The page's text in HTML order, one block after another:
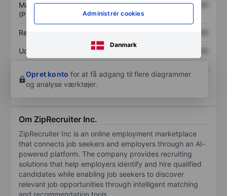
Administrér cookies
Danmark
Markedsværdi/omsætning
(P/S)
XXXXXXX XXXXXXX
Resultat pr. aktie (EPS)
Udbytte pr. aktie
Opret konto for at få adgang til flere diagrammer
og analyse værktøjer.
Om ZipRecruiter Inc.
ZipRecruiter Inc is an online employment marketplace
that connects job seekers and employers through an AI-
powered platform. The company provides recruiting
solutions that help employers identify and hire qualified
candidates while enabling job seekers to discover
relevant job opportunities through intelligent matching
and recommendation tools.